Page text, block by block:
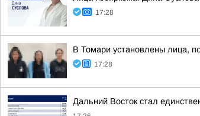
17:28
В Томари установлены лица,
17:28
Дальний Восток стал